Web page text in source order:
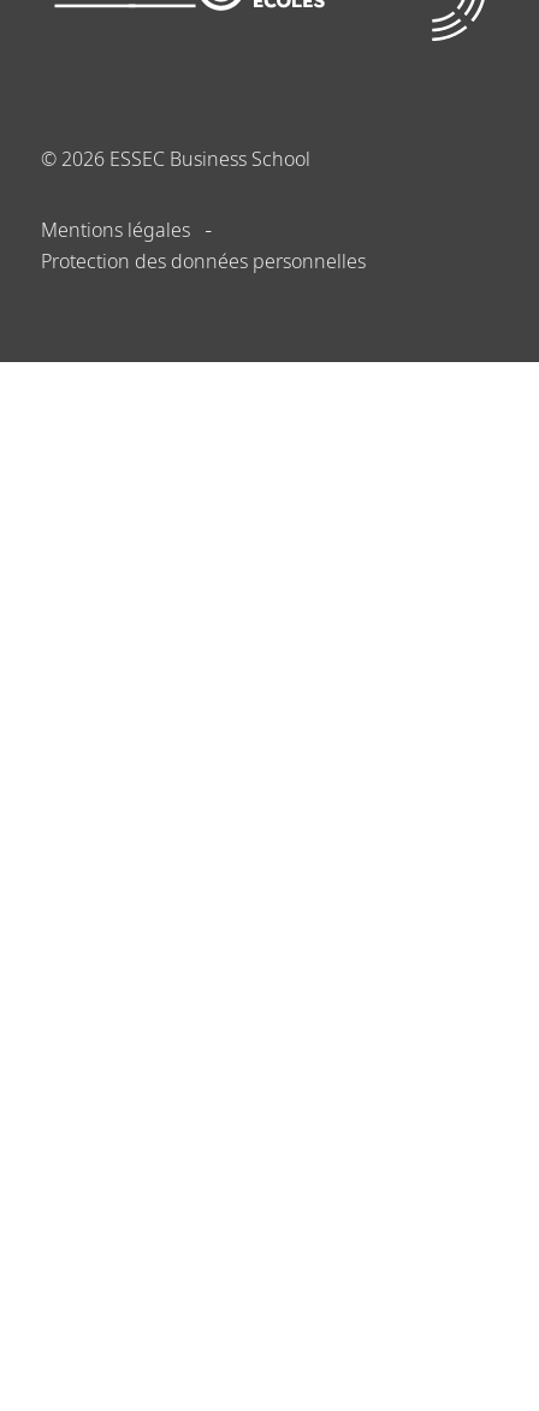
© 2026 ESSEC Business School
Mentions légales
Protection des données personnelles